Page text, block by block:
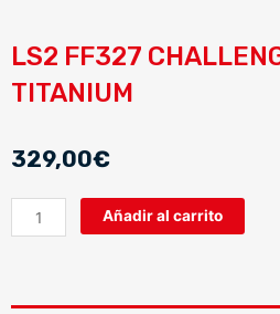
LS2 FF327
TITANIUM
329,00€
LS2
FF327
TITANIUM
Añadir al carrito